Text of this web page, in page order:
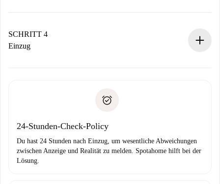
stellen den Kontakt her.
Wenn der Vermieter ablehnen muss, entstehen keine
SCHRITT 4
Einzug
24-Stunden-Check-Policy
Du hast 24 Stunden nach Einzug, um wesentliche Abweichungen
zwischen Anzeige und Realität zu melden. Spotahome hilft bei der
Lösung.